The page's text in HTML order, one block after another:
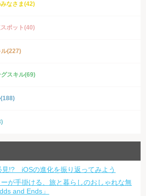
なさま(42)
ポット(40)
(227)
スキル(69)
見!? iOSの進化を振り返ってみよう
が手掛ける、旅と暮らしのおしゃれな無
and Ends」